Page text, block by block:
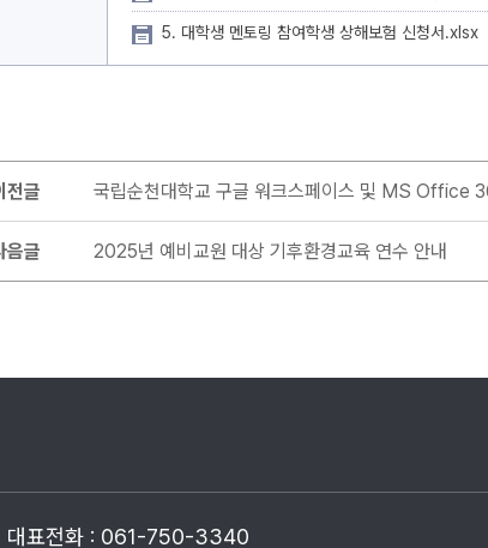
5. 대학생 멘토링 참여학생 상해보험 신청서.xlsx
전글 국립순천대학교 구글 워크스페이스 및 MS Office
음글 2025년 예비교원 대상 기후환경교육 연수 안내
대표전화 : 061-750-3340